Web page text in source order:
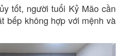
tốt, người tuổi Kỷ Mão cần
bếp không hợp với mệnh và